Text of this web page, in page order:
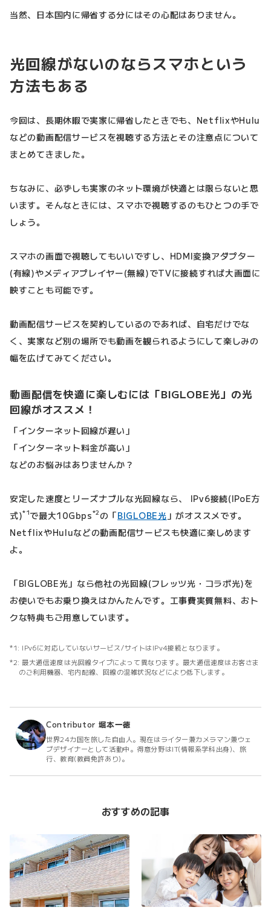
当然、日本国内に帰省する分にはその心配はありません。
光回線がないのならスマホという
方法もある
今回は、長期休暇で実家に帰省したときでも、NetflixやHulu
などの動画配信サービスを視聴する方法とその注意点について
まとめてきました。
ちなみに、必ずしも実家のネット環境が快適とは限らないと思
います。そんなときには、スマホで視聴するのもひとつの手で
しょう。
スマホの画面で視聴してもいいですし、HDMI変換アダプター
(有線)やメディアプレイヤー(無線)でTVに接続すれば大画面に
映すことも可能です。
動画配信サービスを契約しているのであれば、自宅だけでな
く、実家など別の場所でも動画を観られるようにして楽しみの
幅を広げてみてください。
動画配信を快適に楽しむには「BIGLOBE光」の光
回線がオススメ！
「インターネット回線が遅い」
「インターネット料金が高い」
などのお悩みはありませんか？
安定した速度とリーズナブルな光回線なら、 IPv6接続(IPoE方
式)*1で最大10Gbps*2の「BIGLOBE光 」がオススメです。
NetflixやHuluなどの動画配信サービスも快適に楽しめます
よ。
「BIGLOBE光」なら他社の光回線(フレッツ光・コラボ光)を
お使いでもお乗り換えはかんたんです。工事費実質無料、おト
クな特典もご用意しています。
IPv6に対応していないサービス/サイトはIPv4接続となります。
最大通信速度は光回線タイプによって異なります。最大通信速度はお客さま
のご利用機器、宅内配線、回線の混雑状況などにより低下します。
Contributor 堀本一徳
世界24カ国を旅した自由人。現在はライター兼カメラマン兼ウェ
ブデザイナーとして活動中。得意分野はIT(情報系学科出身)、旅
行、教育(教員免許あり)。
おすすめの記事